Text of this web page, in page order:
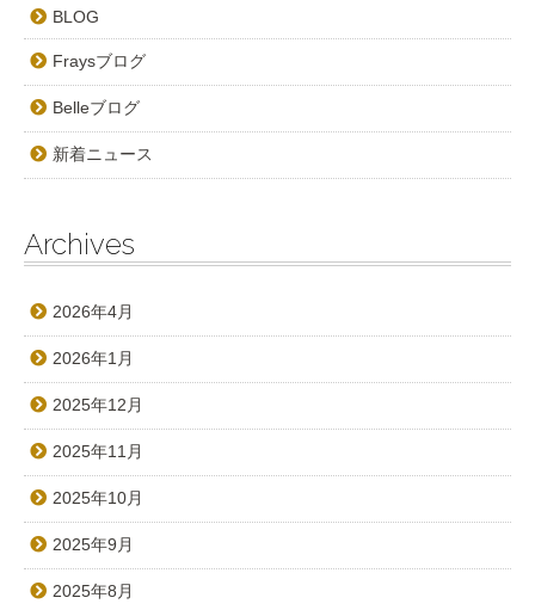
BLOG
Fraysブログ
Belleブログ
新着ニュース
Archives
2026年4月
2026年1月
2025年12月
2025年11月
2025年10月
2025年9月
2025年8月